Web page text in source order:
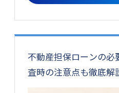
不動産担保ローンの必
査時の注意点も徹底解